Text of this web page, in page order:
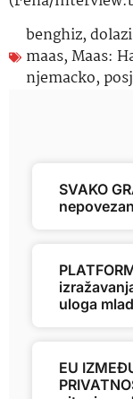
benghiz,
maas,Maas:
njemacko,
SVAKO
uloga
EU